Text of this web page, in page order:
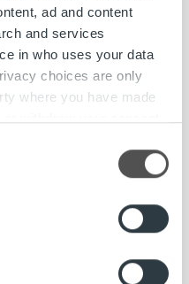
ad and content
and services
in who uses your data
choices are only
where you have made
data is processed
content and ads, to
rendel/